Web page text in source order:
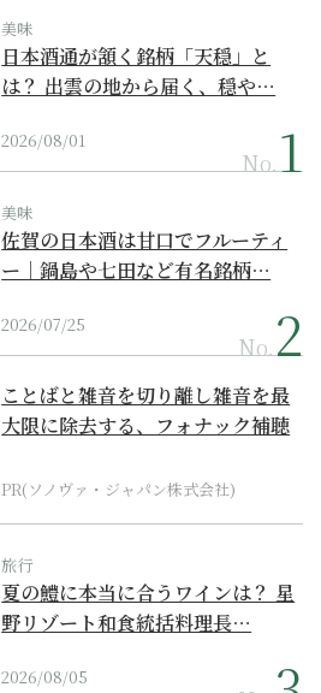
美味
日本酒通が頷く銘柄「天穏」と
は？ 出雲の地から届く、穏や…
2026/08/01
No.
美味
佐賀の日本酒は甘口でフルーティ
ー｜鍋島や七田など有名銘柄…
2026/07/25
No.
ことばと雑音を切り離し雑音を最
大限に除去する、フォナック補聴
PR(ソノヴァ・ジャパン株式会社)
旅行
夏の鱧に本当に合うワインは？ 星
野リゾート和食統括料理長…
2026/08/05